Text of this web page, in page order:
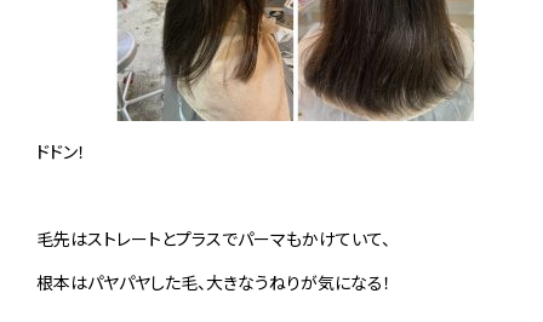
ドドン！
毛先はストレートとプラスでパーマもかけていて、
根本はパヤパヤした毛、大きなうねりが気になる！